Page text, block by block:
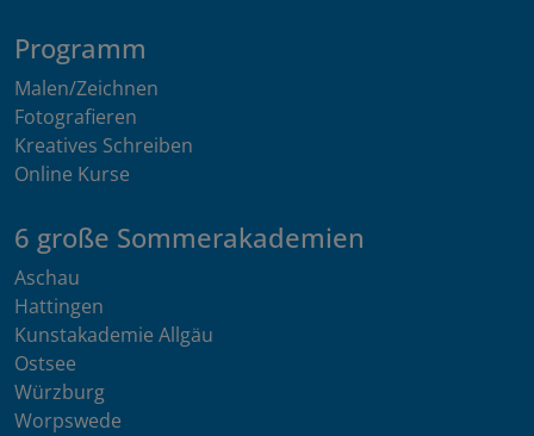
Programm
Malen/Zeichnen
Fotografieren
Kreatives Schreiben
Online Kurse
6 große Sommerakademien
Aschau
Hattingen
Kunstakademie Allgäu
Ostsee
Würzburg
Worpswede